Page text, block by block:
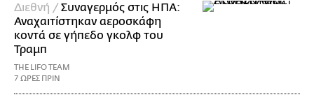
Διεθνή /Συναγερμός στις ΗΠΑ:
Αναχαιτίστηκαν αεροσκάφη
κοντά σε γήπεδο γκολφ του
Τραμπ
THE LIFO TEAM
7 ΩΡΕΣ ΠΡΙΝ